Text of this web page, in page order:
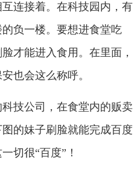
连接着。在科技园内，有
负一楼。要想进食堂吃
才能进入食用。在里面，
也会这么称呼。
技公司，在食堂内的贩卖
的妹子刷脸就能完成百度
切很“百度”！